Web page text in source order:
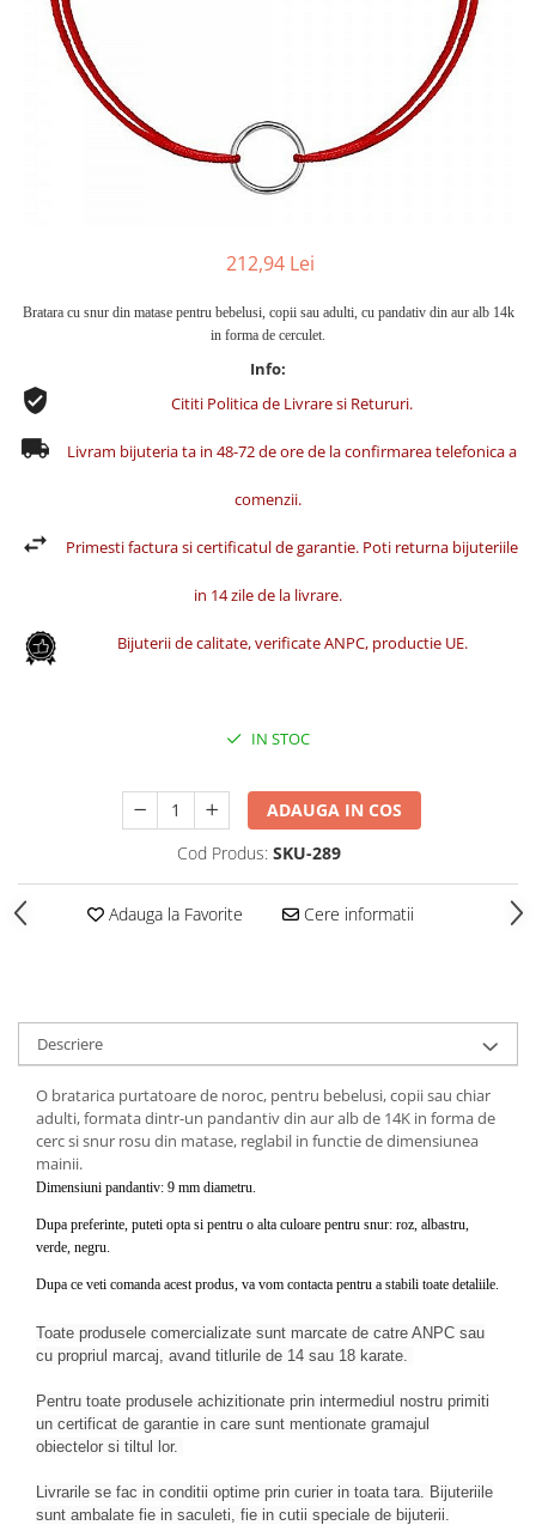
Cercei din aur dama
Cercei de aur lungi cu lant
Cercei din aur tortite
Cercei din aur alb
Cercei aur cu surub
212,94 Lei
Bratara cu snur din matase pentru bebelusi, copii sau adulti, cu pandativ din aur alb 14k
in forma de cerculet.
Info:
Cititi Politica de Livrare si Retururi.
Livram bijuteria ta in 48-72 de ore de la confirmarea telefonica a
comenzii.
Primesti factura si certificatul de garantie. Poti returna bijuteriile
in 14 zile de la livrare.
Bijuterii de calitate, verificate ANPC, productie UE.
IN STOC
ADAUGA IN COS
Cod Produs: SKU-289
Adauga la Favorite Cere informatii
Descriere
O bratarica purtatoare de noroc, pentru bebelusi, copii sau chiar
adulti, formata dintr-un pandantiv din aur alb de 14K in forma de
cerc si snur rosu din matase, reglabil in functie de dimensiunea
mainii.
Dimensiuni pandantiv: 9 mm diametru.
Dupa preferinte, puteti opta si pentru o alta culoare pentru snur: roz, albastru,
verde, negru.
Dupa ce veti comanda acest produs, va vom contacta pentru a stabili toate detaliile.
Toate produsele comercializate sunt marcate de catre ANPC sau
cu propriul marcaj, avand titlurile de 14 sau 18 karate.
Pentru toate produsele achizitionate prin intermediul nostru primiti
un certificat de garantie in care sunt mentionate gramajul
obiectelor si tiltul lor.
Livrarile se fac in conditii optime prin curier in toata tara. Bijuteriile
sunt ambalate fie in saculeti, fie in cutii speciale de bijuterii.